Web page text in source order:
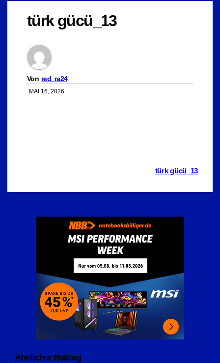
türk gücü_13
Von red_ra24
MAI 16, 2026
türk gücü_13
Ähnlicher Beitrag